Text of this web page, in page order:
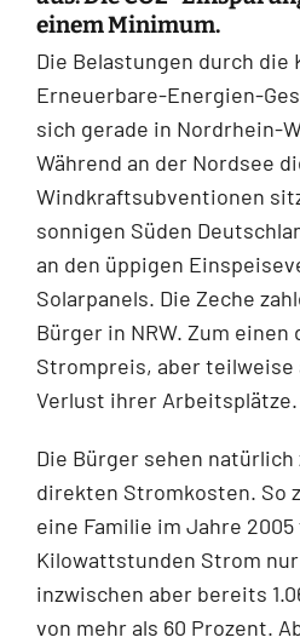
einem Minimum.
Die Belastungen durch die
Erneuerbare-Energien-
sich gerade in Nordrhein-
Während an der Nordsee
Windkraftsubventionen
sonnigen Süden
an den üppigen
Solarpanels. Die Zeche
Bürger in NRW. Zum
Strompreis, aber teilweise
Verlust ihrer Arbeitsplätze.
Die Bürger sehen
direkten Stromkosten. So
eine Familie im Jahre 2005
Kilowattstunden Strom nur
inzwischen aber bereits
von mehr als 60 Prozent.